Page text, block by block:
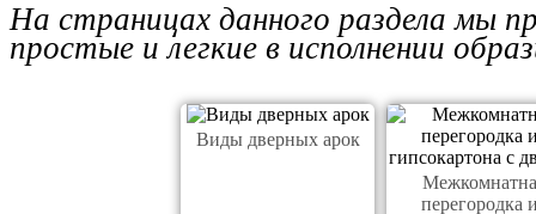
На страницах данного раздела мы
простые и легкие в исполнении
Виды дверных арок
перегородка